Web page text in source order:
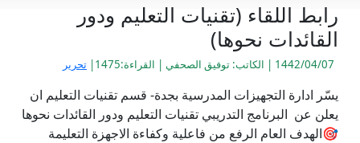
رابط اللقاء (تقنيات التعليم ودور
القائدات نحوها)
1442/04/07 | الكاتب: توفيق الصحفي | القراءة:1475| تحرير
يسّر ادارة التجهيزات المدرسية بجدة- قسم تقنيات التعليم ان
يعلن عن البرنامج التدريبي تقنيات التعليم ودور القائدات نحوها
🎯الهدف العام الرفع من فاعلية وكفاءة الاجهزة التعليمة